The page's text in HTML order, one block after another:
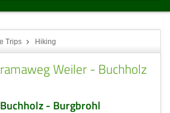
Trips Hiking
Weiler - Buchholz
- Burgbrohl